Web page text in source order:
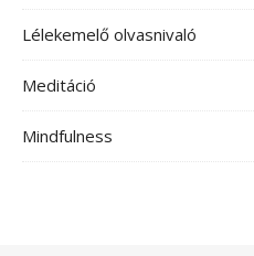
Lélekemelő olvasnivaló
Meditáció
Mindfulness